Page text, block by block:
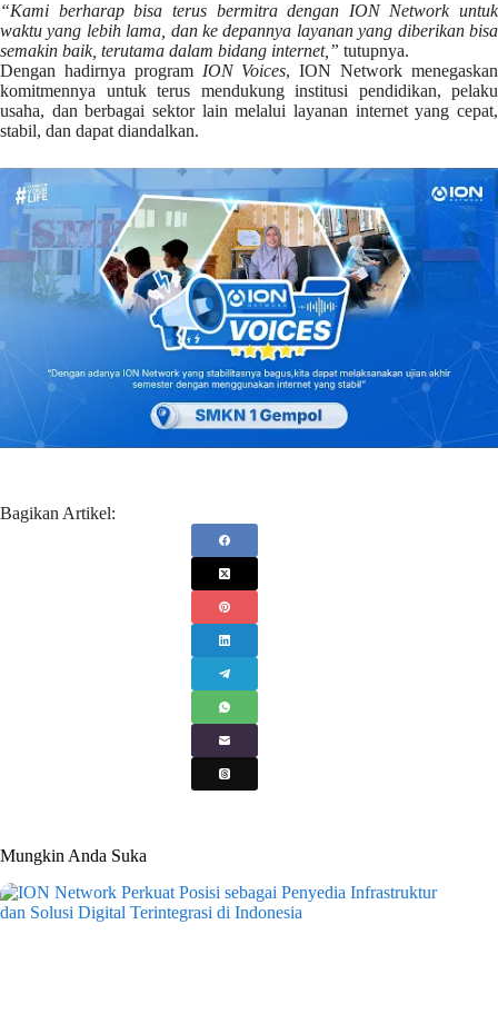
“Kami berharap bisa terus bermitra dengan ION Network untuk
waktu yang lebih lama, dan ke depannya layanan yang diberikan bisa
semakin baik, terutama dalam bidang internet,” tutupnya.
Dengan hadirnya program ION Voices, ION Network menegaskan
komitmennya untuk terus mendukung institusi pendidikan, pelaku
usaha, dan berbagai sektor lain melalui layanan internet yang cepat,
stabil, dan dapat diandalkan.
Bagikan Artikel:
Mungkin Anda Suka